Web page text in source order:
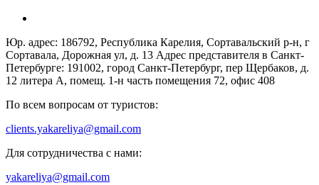
Юр. адрес: 186792, Республика Карелия, Сортавальский р-н, г
Сортавала, Дорожная ул, д. 13 Адрес представителя в Санкт-
Петербурге: 191002, город Санкт-Петербург, пер Щербаков, д.
12 литера А, помещ. 1-н часть помещения 72, офис 408
По всем вопросам от туристов:
clients.yakareliya@gmail.com
Для сотрудничества с нами:
yakareliya@gmail.com